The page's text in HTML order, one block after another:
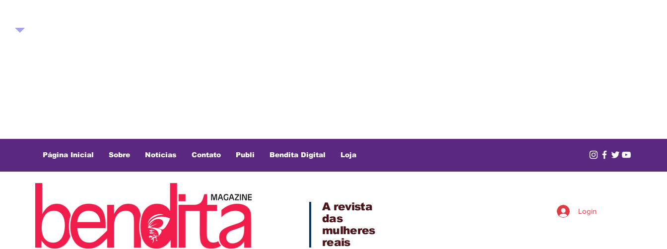
Página Inicial Sobre Notícias Contato Publi Bendita Digital Loja
A revista
das
mulheres
reais
Login